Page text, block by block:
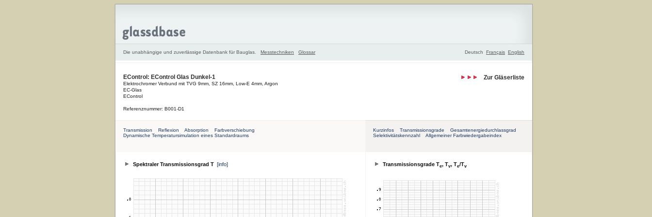
Deutsch Français English
Die unabhängige und zuverlässige Datenbank für Bauglas. Messtechniken Glossar
Zur Gläserliste
EControl: EControl Glas Dunkel-1
Elektrochromer Verbund mit TVG 9mm, SZ 16mm, Low-E 4mm, Argon
EC-Glas
EControl
Referenznummer: B001-D1
Kurzinfos Transmissionsgrade
Gesamtenergiedurchlassgrad
Selektivitätskennzahl
Allgemeiner Farbwiedergabeindex
Transmissionsgrade Te, Tv, Te/Tv
Transmission Reflexion Absorption
Farbverschiebung
Dynamische Temperatursimulation eines Standardraums
Spektraler Transmissionsgrad T [info]